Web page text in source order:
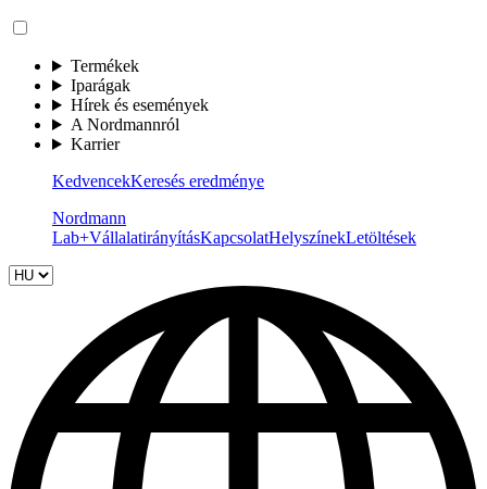
Termékek
Iparágak
Hírek és események
A Nordmannról
Karrier
KedvencekKeresés eredménye
Nordmann
Lab+VállalatirányításKapcsolatHelyszínekLetöltések